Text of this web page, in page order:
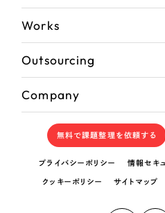
Works
Outsourcing
Company
無料で課題整理を依頼する
プライバシーポリシー 情報セキ
クッキーポリシー サイトマップ